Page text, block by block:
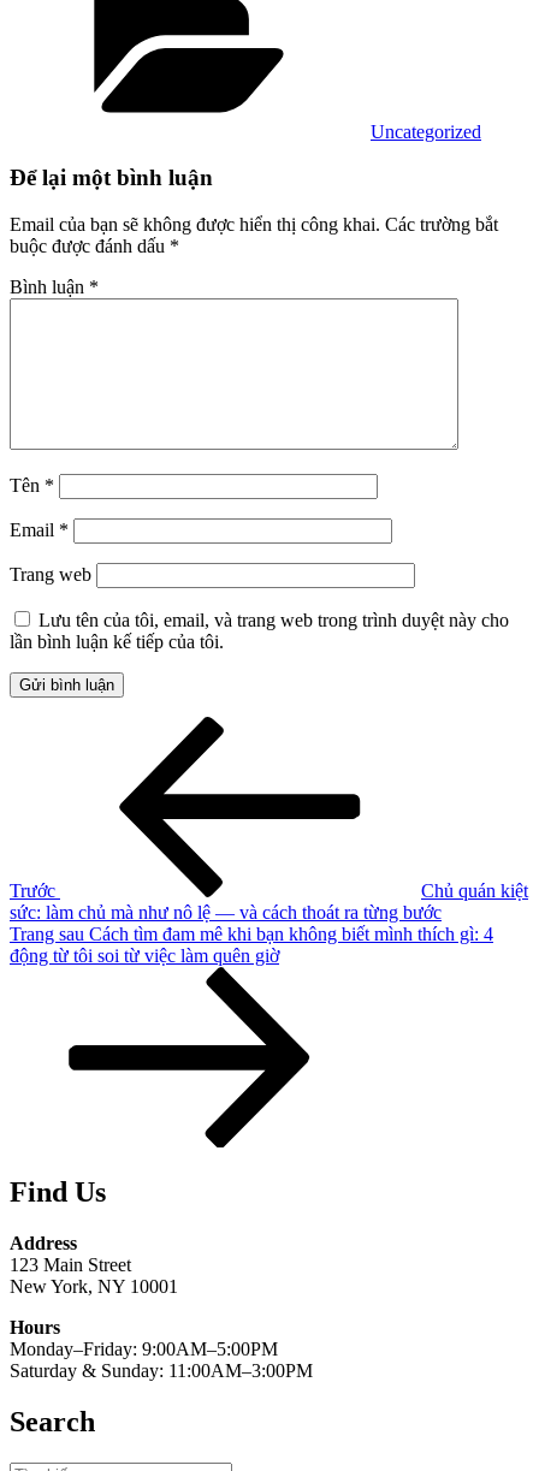
Uncategorized
Để lại một bình luận
Email của bạn sẽ không được hiển thị công khai. Các trường bắt
buộc được đánh dấu *
Bình luận *
Tên *
Email *
Trang web
Lưu tên của tôi, email, và trang web trong trình duyệt này cho
lần bình luận kế tiếp của tôi.
Trước
Chủ quán kiệt
sức: làm chủ mà như nô lệ — và cách thoát ra từng bước
Bài
tiếp
Trang sau Cách tìm đam mê khi bạn không biết mình thích gì: 4
động từ tôi soi từ việc làm quên giờ
Find Us
Address
123 Main Street
New York, NY 10001
Hours
Monday–Friday: 9:00AM–5:00PM
Saturday & Sunday: 11:00AM–3:00PM
Search